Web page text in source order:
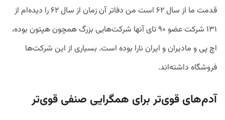
قدمت ما از سال ۶۲ است من دفاتر آن زمان از سال ۶۲ را دیده‌ام از
۱۳۱ شرکت عضو ۹۰ تای آنها شرکت‌هایی بزرگ همچون هپتون بوده،
اچ پی و مادیران و ایران نارا بوده است. بسیاری از این شرکت‌ها
فروشگاه داشته‌اند.
آدم‌های قوی‌تر برای همگرایی صنفی قوی‌تر